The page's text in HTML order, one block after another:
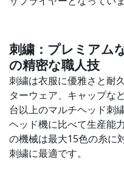
刺繍：プレミアム
の精密な職人技
刺繍は衣服に優雅さと耐
ターウェア、キャップな
台以上のマルチヘッド刺
ヘッド機に比べて生産能
の機械は最大15色の糸に
刺繍に最適です。